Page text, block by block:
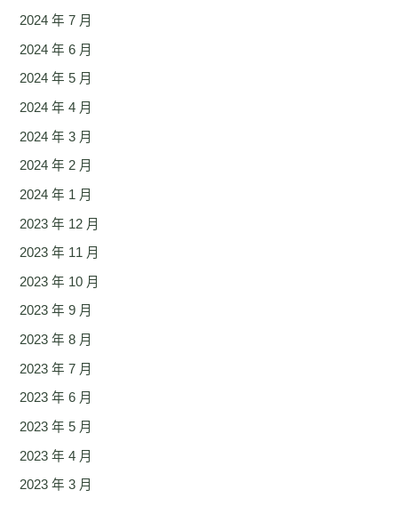
2024 年 7 月
2024 年 6 月
2024 年 5 月
2024 年 4 月
2024 年 3 月
2024 年 2 月
2024 年 1 月
2023 年 12 月
2023 年 11 月
2023 年 10 月
2023 年 9 月
2023 年 8 月
2023 年 7 月
2023 年 6 月
2023 年 5 月
2023 年 4 月
2023 年 3 月